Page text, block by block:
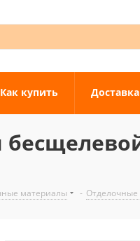
Как купить Доставка
материалы -